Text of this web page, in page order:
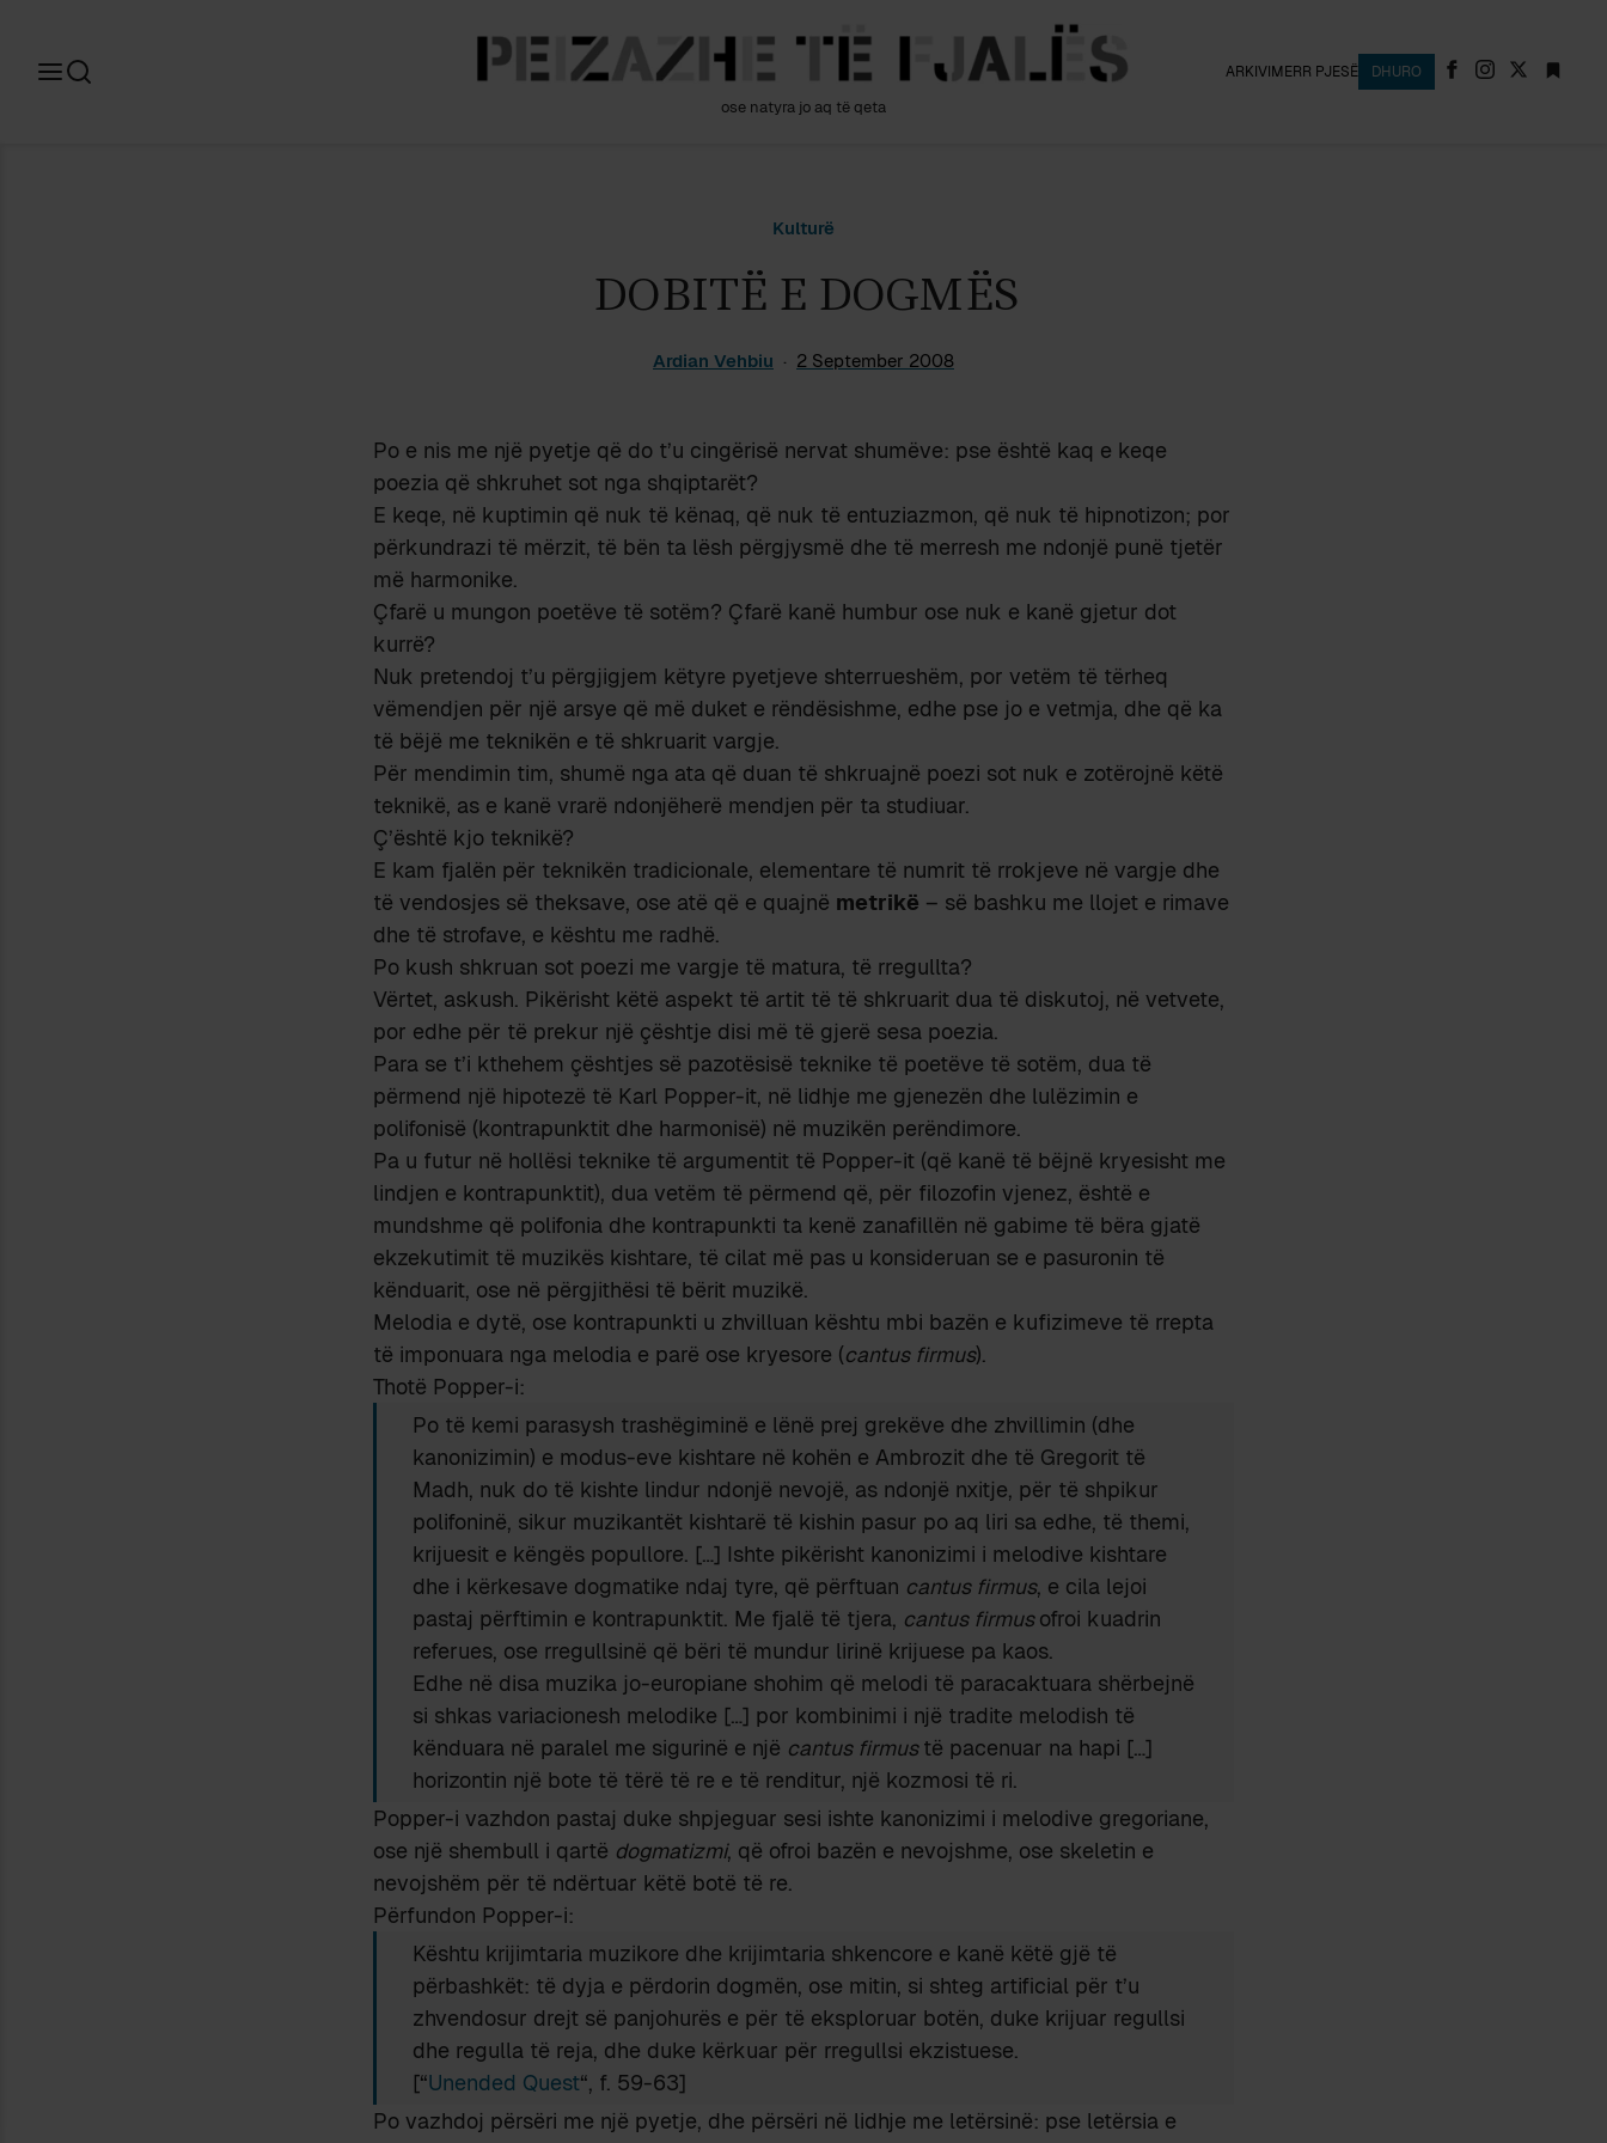
ose natyra jo aq të qeta
ARKIVIMERR PJESË DHURO
Kulturë
DOBITË E DOGMËS
Ardian Vehbiu 2 September 2008
Po e nis me një pyetje që do t’u cingërisë nervat shumëve: pse është kaq e keqe
poezia që shkruhet sot nga shqiptarët?
E keqe, në kuptimin që nuk të kënaq, që nuk të entuziazmon, që nuk të hipnotizon; por
përkundrazi të mërzit, të bën ta lësh përgjysmë dhe të merresh me ndonjë punë tjetër
më harmonike.
Çfarë u mungon poetëve të sotëm? Çfarë kanë humbur ose nuk e kanë gjetur dot
kurrë?
Nuk pretendoj t’u përgjigjem këtyre pyetjeve shterrueshëm, por vetëm të tërheq
vëmendjen për një arsye që më duket e rëndësishme, edhe pse jo e vetmja, dhe që ka
të bëjë me teknikën e të shkruarit vargje.
Për mendimin tim, shumë nga ata që duan të shkruajnë poezi sot nuk e zotërojnë këtë
teknikë, as e kanë vrarë ndonjëherë mendjen për ta studiuar.
Ç’është kjo teknikë?
E kam fjalën për teknikën tradicionale, elementare të numrit të rrokjeve në vargje dhe
të vendosjes së theksave, ose atë që e quajnë metrikë – së bashku me llojet e rimave
dhe të strofave, e kështu me radhë.
Po kush shkruan sot poezi me vargje të matura, të rregullta?
Vërtet, askush. Pikërisht këtë aspekt të artit të të shkruarit dua të diskutoj, në vetvete,
por edhe për të prekur një çështje disi më të gjerë sesa poezia.
Para se t’i kthehem çështjes së pazotësisë teknike të poetëve të sotëm, dua të
përmend një hipotezë të Karl Popper-it, në lidhje me gjenezën dhe lulëzimin e
polifonisë (kontrapunktit dhe harmonisë) në muzikën perëndimore.
Pa u futur në hollësi teknike të argumentit të Popper-it (që kanë të bëjnë kryesisht me
lindjen e kontrapunktit), dua vetëm të përmend që, për filozofin vjenez, është e
mundshme që polifonia dhe kontrapunkti ta kenë zanafillën në gabime të bëra gjatë
ekzekutimit të muzikës kishtare, të cilat më pas u konsideruan se e pasuronin të
kënduarit, ose në përgjithësi të bërit muzikë.
Melodia e dytë, ose kontrapunkti u zhvilluan kështu mbi bazën e kufizimeve të rrepta
të imponuara nga melodia e parë ose kryesore (cantus firmus).
Thotë Popper-i:
Po të kemi parasysh trashëgiminë e lënë prej grekëve dhe zhvillimin (dhe
kanonizimin) e modus-eve kishtare në kohën e Ambrozit dhe të Gregorit të
Madh, nuk do të kishte lindur ndonjë nevojë, as ndonjë nxitje, për të shpikur
polifoninë, sikur muzikantët kishtarë të kishin pasur po aq liri sa edhe, të themi,
krijuesit e këngës popullore. […] Ishte pikërisht kanonizimi i melodive kishtare
dhe i kërkesave dogmatike ndaj tyre, që përftuan cantus firmus, e cila lejoi
pastaj përftimin e kontrapunktit. Me fjalë të tjera, cantus firmusofroi kuadrin
referues, ose rregullsinë që bëri të mundur lirinë krijuese pa kaos.
Edhe në disa muzika jo-europiane shohim që melodi të paracaktuara shërbejnë
si shkas variacionesh melodike […] por kombinimi i një tradite melodish të
kënduara në paralel me sigurinë e një cantus firmustë pacenuar na hapi […]
horizontin një bote të tërë të re e të renditur, një kozmosi të ri.
Popper-i vazhdon pastaj duke shpjeguar sesi ishte kanonizimi i melodive gregoriane,
ose një shembull i qartë dogmatizmi, që ofroi bazën e nevojshme, ose skeletin e
nevojshëm për të ndërtuar këtë botë të re.
Përfundon Popper-i:
Kështu krijimtaria muzikore dhe krijimtaria shkencore e kanë këtë gjë të
përbashkët: të dyja e përdorin dogmën, ose mitin, si shteg artificial për t’u
zhvendosur drejt së panjohurës e për të eksploruar botën, duke krijuar regullsi
dhe regulla të reja, dhe duke kërkuar për rregullsi ekzistuese.
[“Unended Quest“, f. 59-63]
Po vazhdoj përsëri me një pyetje, dhe përsëri në lidhje me letërsinë: pse letërsia e